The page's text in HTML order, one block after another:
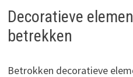
Decoratieve
betrekken
Betrokken decoratieve